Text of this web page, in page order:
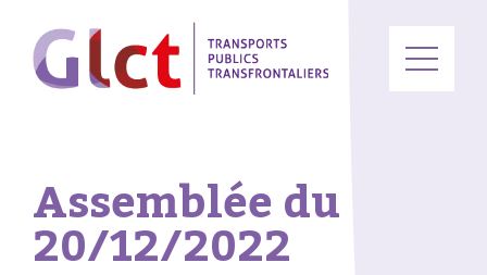
Assemblée du
20/12/2022